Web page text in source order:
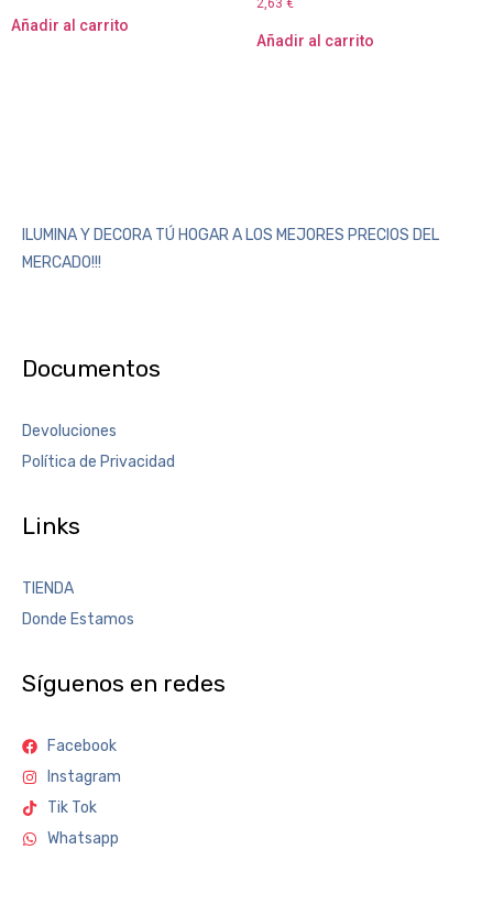
Añadir al carrito
2,63 €
Añadir al carrito
ILUMINA Y DECORA TÚ HOGAR A LOS MEJORES PRECIOS DEL
MERCADO!!!
Documentos
Devoluciones
Política de Privacidad
Links
TIENDA
Donde Estamos
Síguenos en redes
Facebook
Instagram
Tik Tok
Whatsapp